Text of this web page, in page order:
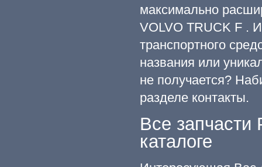
максимально
VOLVO TRUCK F .
транспортного
названия или
не получается?
разделе контакты.
Все запчасти
каталоге